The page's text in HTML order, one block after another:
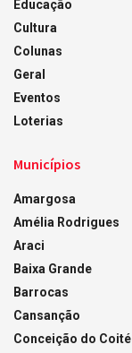
Educação
Cultura
Colunas
Geral
Eventos
Loterias
Municípios
Amargosa
Amélia Rodrigues
Araci
Baixa Grande
Barrocas
Cansanção
Conceição do Coité